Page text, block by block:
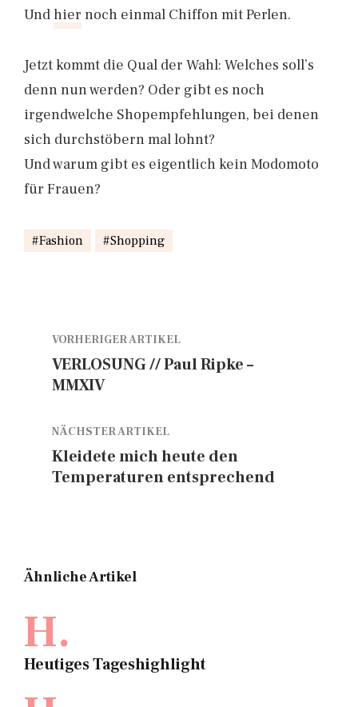
Undhier noch einmal Chiffon mit Perlen.
Jetzt kommt die Qual der Wahl: Welches soll’s
denn nun werden? Oder gibt es noch
irgendwelche Shopempfehlungen, bei denen
sich durchstöbern mal lohnt?
Und warum gibt es eigentlich kein Modomoto
für Frauen?
Fashion Shopping
VORHERIGER ARTIKEL
VERLOSUNG // Paul Ripke –
MMXIV
NÄCHSTER ARTIKEL
Kleidete mich heute den
Temperaturen entsprechend
Ähnliche Artikel
H.
Heutiges Tageshighlight